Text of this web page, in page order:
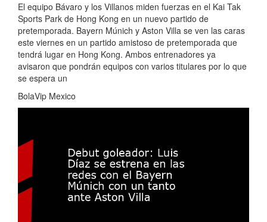
El equipo Bávaro y los Villanos miden fuerzas en el Kai Tak
Sports Park de Hong Kong en un nuevo partido de
pretemporada. Bayern Múnich y Aston Villa se ven las caras
este viernes en un partido amistoso de pretemporada que
tendrá lugar en Hong Kong. Ambos entrenadores ya
avisaron que pondrán equipos con varios titulares por lo que
se espera un
BolaVip Mexico